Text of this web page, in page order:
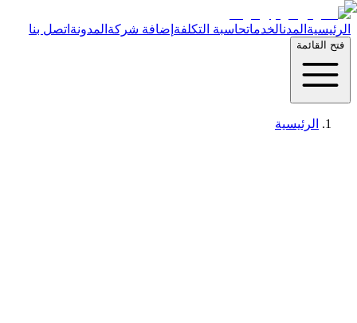
الرئيسية المدنالخدماتحاسبة التكلفة إضافة شركة المدونة اتصل بنا
فتح القائمة
الرئيسية